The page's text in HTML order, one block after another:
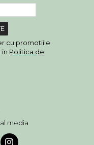
cu promotiile
in Politica de
media